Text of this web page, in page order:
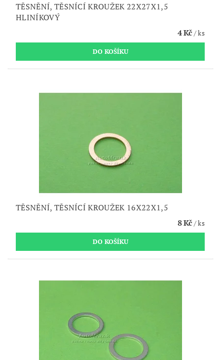
TĚSNĚNÍ, TĚSNÍCÍ KROUŽEK 22X27X1,5
HLINÍKOVÝ
4 Kč/ ks
TĚSNĚNÍ, TĚSNÍCÍ KROUŽEK 16X22X1,5
8 Kč/ ks